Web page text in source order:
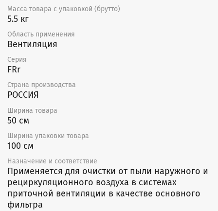
Масса товара с упаковкой (брутто)
5.5 кг
Область применения
Вентиляция
Серия
FRr
Страна производства
РОССИЯ
Ширина товара
50 см
Ширина упаковки товара
100 см
Назначение и соответствие
Применяется для очистки от пыли наружного и
рециркуляционного воздуха в системах
приточной вентиляции в качестве основного
фильтра